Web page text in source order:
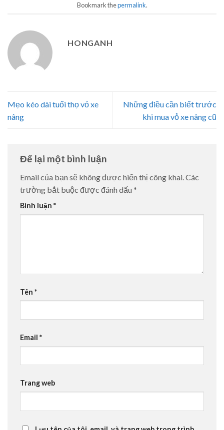
Bookmark thepermalink.
HONGANH
Mẹo kéo dài tuổi thọ vỏ xe
nâng
Những điều cần biết trước
khi mua vỏ xe nâng cũ
Để lại một bình luận
Email của bạn sẽ không được hiển thị công khai.Các
trường bắt buộc được đánh dấu *
Bình luận *
Tên *
Email *
Trang web